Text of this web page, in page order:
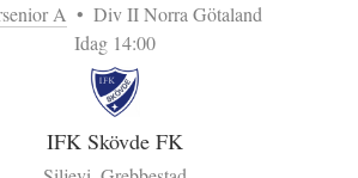
A • Div II Norra Götaland
Idag 14:00
IFK Skövde FK